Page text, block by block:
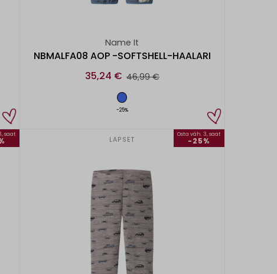
Name It
NBMALFA08 AOP -SOFTSHELL-HAALARI
35,24 € 46,99 €
-25%
saat
LAPSET
Osta väh. 3, saat
-25%